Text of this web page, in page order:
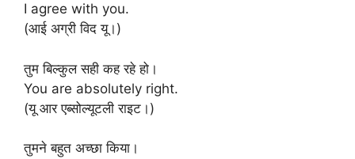
I agree with you.
(आई अग्री विद यू।)
तुम बिल्कुल सही कह रहे हो।
You are absolutely right.
(यू आर एब्सोल्यूटली राइट।)
तुमने बहुत अच्छा किया।